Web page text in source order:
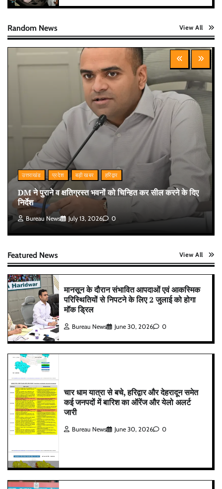
Random News View All
उत्तराखंड प्रदेश बड़ी खबर हरिद्वार
DM ने पुराने व क्षतिग्रस्त भवनों को चिन्हित कर सील करने के दिए
निर्देश
Bureau News July 13, 2026 0
Featured News View All
मानसून के दौरान संभावित आपदाओं एवं आकस्मिक
परिस्थितियों से निपटने के लिए 2 जुलाई को होगा
मॉक ड्रिल
Bureau News June 30, 2026 0
चार धाम यात्रा से बचे, हरिद्वार और देहरादून समेत
कई जनपदों में बारिश का ऑरेंज और येलो अलर्ट
जारी
Bureau News June 30, 2026 0